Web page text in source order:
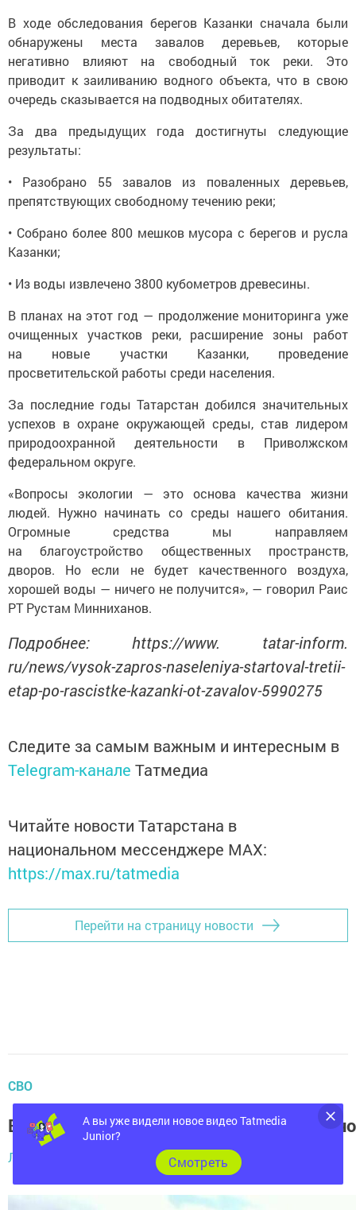
В ходе обследования берегов Казанки сначала были
обнаружены места завалов деревьев, которые
негативно влияют на свободный ток реки. Это
приводит к заиливанию водного объекта, что в свою
очередь сказывается на подводных обитателях.
За два предыдущих года достигнуты следующие
результаты:
• Разобрано 55 завалов из поваленных деревьев,
препятствующих свободному течению реки;
• Собрано более 800 мешков мусора с берегов и русла
Казанки;
• Из воды извлечено 3800 кубометров древесины.
В планах на этот год — продолжение мониторинга уже
очищенных участков реки, расширение зоны работ
на новые участки Казанки, проведение
просветительской работы среди населения.
За последние годы Татарстан добился значительных
успехов в охране окружающей среды, став лидером
природоохранной деятельности в Приволжском
федеральном округе.
«Вопросы экологии — это основа качества жизни
людей. Нужно начинать со среды нашего обитания.
Огромные средства мы направляем
на благоустройство общественных пространств,
дворов. Но если не будет качественного воздуха,
хорошей воды — ничего не получится», — говорил Раис
РТ Рустам Минниханов.
Подробнее: https://www. tatar-inform.
ru/news/vysok-zapros-naseleniya-startoval-tretii-
etap-po-rascistke-kazanki-ot-zavalov-5990275
Следите за самым важным и интересным в
Telegram-канале Татмедиа
Читайте новости Татарстана в
национальном мессенджере MАХ:
https://max.ru/tatmedia
Перейти на страницу новости
СВО
Военнослужащие поддержали
Лилия Михайлова, 3 июля 2025 - 13:00
А вы уже видели новое видео Tatmedia
Junior?
Cмотреть